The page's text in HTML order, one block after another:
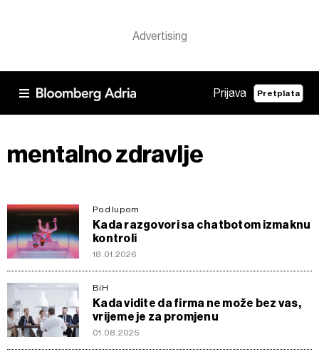
Prijava Pretplata
mentalno zdravlje
Pod lupom
Kada razgovori sa chatbotom izmaknu
kontroli
18.01.2026
BiH
Kada vidite da firma ne može bez vas,
vrijeme je za promjenu
01.08.2025